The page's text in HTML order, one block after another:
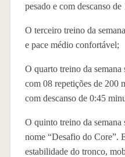
pesado e com descanso
O terceiro treino da
e pace médio confortável;
O quarto treino da
com 08 repetições de 200
com descanso de 0:45
O quinto treino da
nome “Desafio do Core”.
estabilidade do tronco,